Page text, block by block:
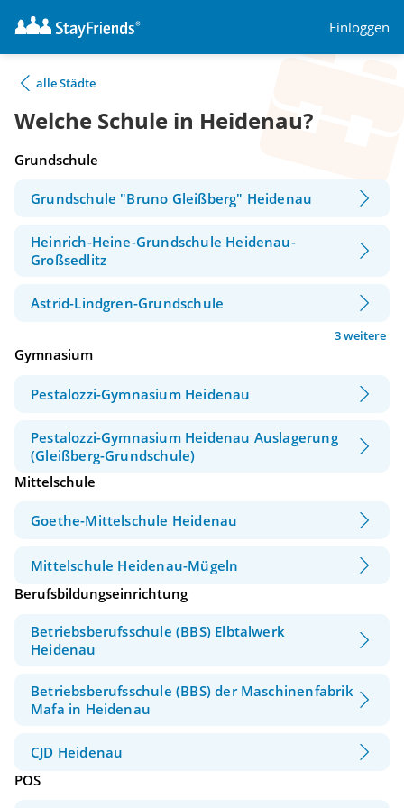
Einloggen
alle Städte
Welche Schule in Heidenau?
Grundschule
Grundschule "Bruno Gleißberg" Heidenau
Heinrich-Heine-Grundschule Heidenau-
Großsedlitz
Astrid-Lindgren-Grundschule
3 weitere
Gymnasium
Pestalozzi-Gymnasium Heidenau
Pestalozzi-Gymnasium Heidenau Auslagerung
(Gleißberg-Grundschule)
Mittelschule
Goethe-Mittelschule Heidenau
Mittelschule Heidenau-Mügeln
Berufsbildungseinrichtung
Betriebsberufsschule (BBS) Elbtalwerk
Heidenau
Betriebsberufsschule (BBS) der Maschinenfabrik
Mafa in Heidenau
CJD Heidenau
POS